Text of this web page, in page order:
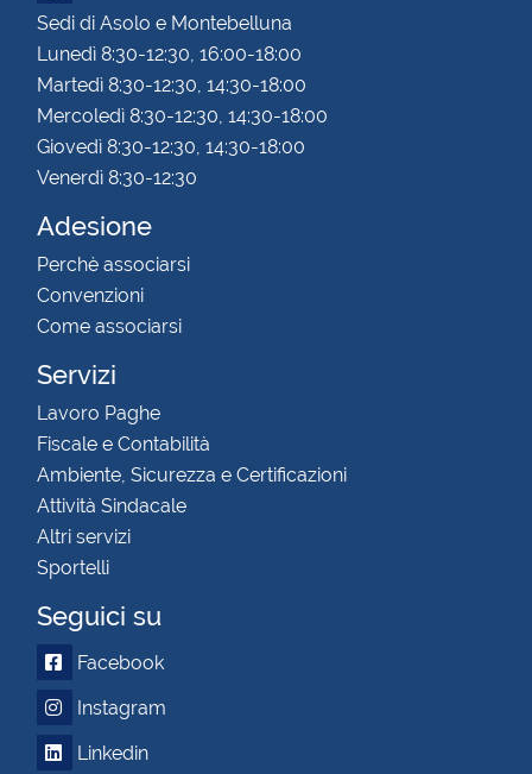
Sedi di Asolo e Montebelluna
Lunedì 8:30-12:30, 16:00-18:00
Martedì 8:30-12:30, 14:30-18:00
Mercoledì 8:30-12:30, 14:30-18:00
Giovedì 8:30-12:30, 14:30-18:00
Venerdì 8:30-12:30
Adesione
Perchè associarsi
Convenzioni
Come associarsi
Servizi
Lavoro Paghe
Fiscale e Contabilità
Ambiente, Sicurezza e Certificazioni
Attività Sindacale
Altri servizi
Sportelli
Seguici su
Facebook
Instagram
Linkedin